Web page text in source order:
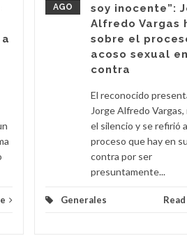
AGO
soy inocente”:
Alfredo Vargas
sobre el
acoso sexual
contra
El reconocido
Jorge Alfredo
el silencio y se refirió
proceso que hay en
contra por ser
presuntamente...
Generales